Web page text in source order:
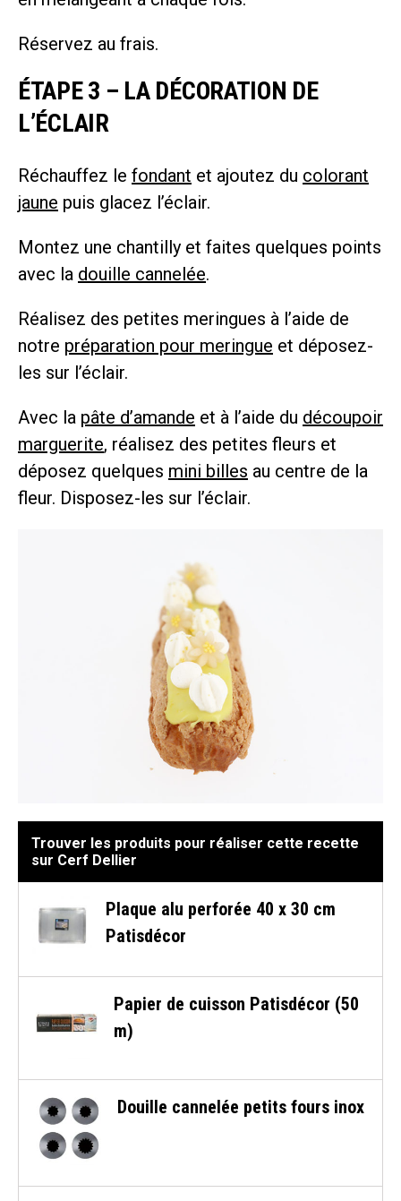
Réservez au frais.
ÉTAPE 3 – LA DÉCORATION DE
L’ÉCLAIR
Réchauffez le fondant et ajoutez du colorant
jaune puis glacez l’éclair.
Montez une chantilly et faites quelques points
avec la douille cannelée.
Réalisez des petites meringues à l’aide de
notre préparation pour meringue et déposez-
les sur l’éclair.
Avec la pâte d’amande et à l’aide du découpoir
marguerite, réalisez des petites fleurs et
déposez quelques mini billes au centre de la
fleur. Disposez-les sur l’éclair.
Trouver les produits pour réaliser cette recette
sur Cerf Dellier
Plaque alu perforée 40 x 30 cm
Patisdécor
Papier de cuisson Patisdécor (50
m)
Douille cannelée petits fours inox